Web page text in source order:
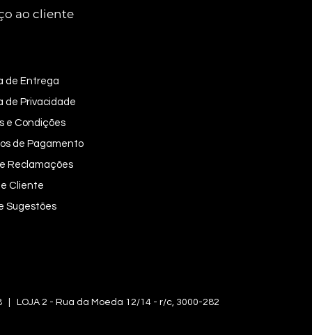
ao cliente
de Entrega
de Privacidade
e Condições
de Pagamento
Reclamações
Cliente
Sugestões
2 - Rua da Moeda 12/14 - r/c, 3000-282